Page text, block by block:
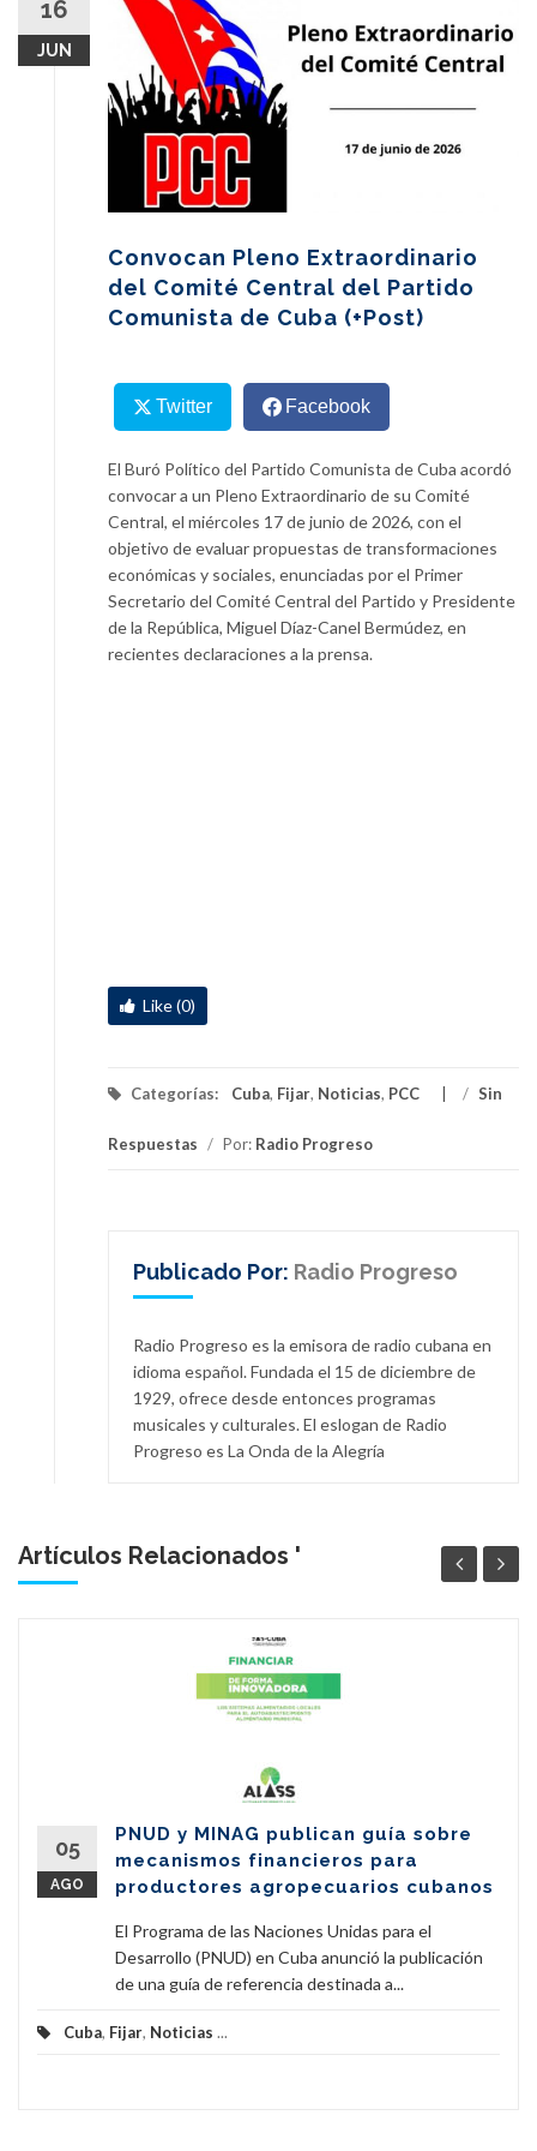
content
16
JUN
Convocan Pleno Extraordinario
del Comité Central del Partido
Comunista de Cuba (+Post)
Twitter Facebook
El Buró Político del Partido Comunista de Cuba acordó
convocar a un Pleno Extraordinario de su Comité
Central, el miércoles 17 de junio de 2026, con el
objetivo de evaluar propuestas de transformaciones
económicas y sociales, enunciadas por el Primer
Secretario del Comité Central del Partido y Presidente
de la República, Miguel Díaz-Canel Bermúdez, en
recientes declaraciones a la prensa.
Like (0)
Categorías: Cuba, Fijar, Noticias, PCC / Sin
Respuestas / Por: Radio Progreso
Publicado Por: Radio Progreso
Radio Progreso es la emisora de radio cubana en
idioma español. Fundada el 15 de diciembre de
1929, ofrece desde entonces programas
musicales y culturales. El eslogan de Radio
Progreso es La Onda de la Alegría
Artículos Relacionados '
05
AGO
PNUD y MINAG publican guía sobre
mecanismos financieros para
productores agropecuarios cubanos
El Programa de las Naciones Unidas para el
Desarrollo (PNUD) en Cuba anunció la publicación
de una guía de referencia destinada a...
Cuba, Fijar, Noticias ...